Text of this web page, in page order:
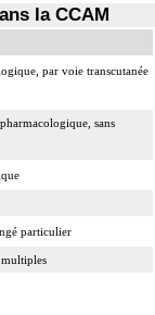
la CCAM
par voie transcutanée
sans
particulier
multiples